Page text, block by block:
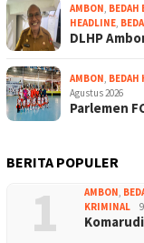
AMBON BEDAH
HEADLINE
DLHP
AMBON BEDAH
Agustus 2026
Parlemen
BERITA POPULER
1 AMBON
KRIMINAL